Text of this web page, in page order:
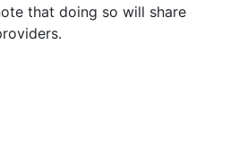
that doing so will share